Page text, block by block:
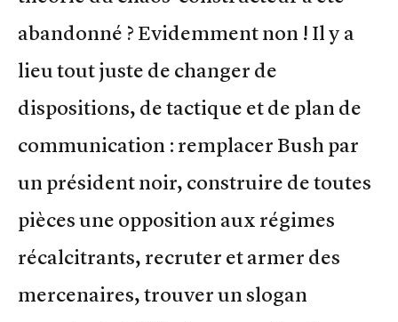
abandonné ? Evidemment non ! Il y a
lieu tout juste de changer de
dispositions, de tactique et de plan de
communication : remplacer Bush par
un président noir, construire de toutes
pièces une opposition aux régimes
récalcitrants, recruter et armer des
mercenaires, trouver un slogan